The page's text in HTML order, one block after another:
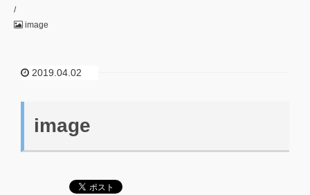
/
image
2019.04.02
image